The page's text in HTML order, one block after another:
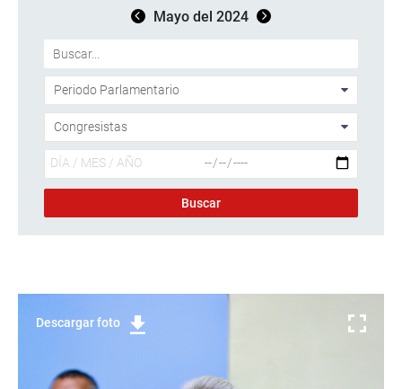
Mayo del 2024
Descargar foto